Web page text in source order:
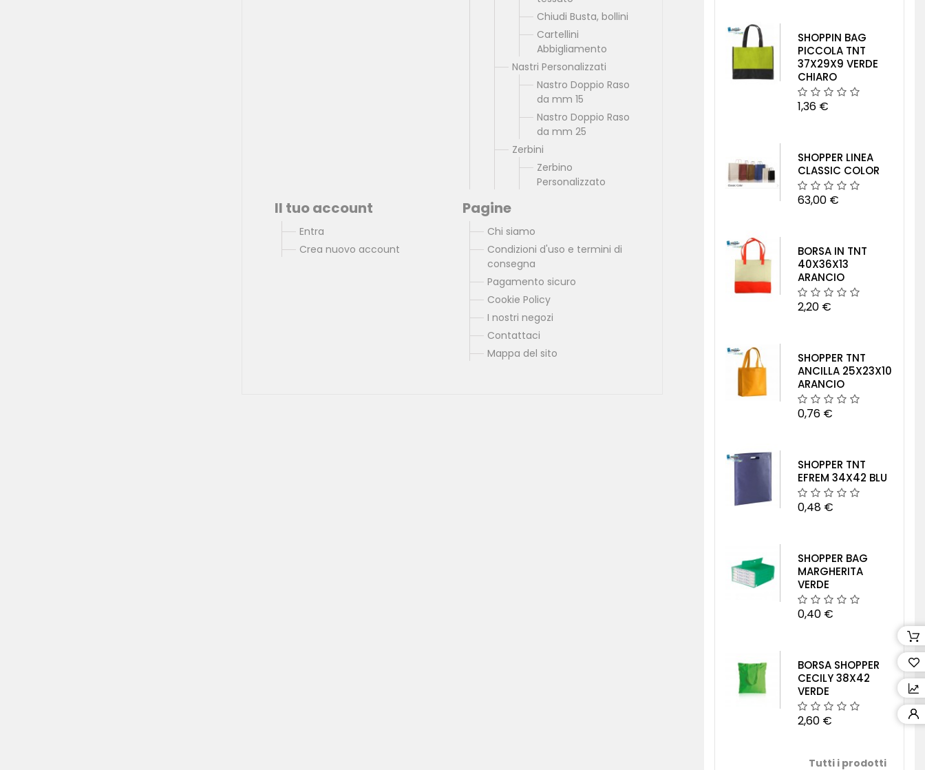
Chiudi Busta, bollini
Cartellini
Abbigliamento
Nastri Personalizzati
Nastro Doppio Raso
da mm 15
Nastro Doppio Raso
da mm 25
Zerbini
Zerbino
Personalizzato
Il tuo account
Entra
Crea nuovo account
Pagine
Chi siamo
Condizioni d'uso e termini di
consegna
Pagamento sicuro
Cookie Policy
I nostri negozi
Contattaci
Mappa del sito
SHOPPIN BAG
PICCOLA TNT
37X29X9 VERDE
CHIARO
1,36 €
SHOPPER LINEA
CLASSIC COLOR
63,00 €
BORSA IN TNT
40X36X13
ARANCIO
2,20 €
SHOPPER TNT
ANCILLA 25X23X10
ARANCIO
0,76 €
SHOPPER TNT
EFREM 34X42 BLU
0,48 €
SHOPPER BAG
MARGHERITA
VERDE
0,40 €
BORSA SHOPPER
CECILY 38X42
VERDE
2,60 €
Tutti i prodotti